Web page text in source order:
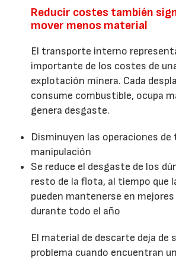
Reducir costes también
mover menos material
El transporte interno
importante de los costes de
explotación minera. Cada
consume combustible, ocupa
genera desgaste.
Disminuyen las operaciones
manipulación
Se reduce el desgaste de los
resto de la flota, al tiempo que
pueden mantenerse en
durante todo el año
El material de descarte deja de
problema cuando encuentran